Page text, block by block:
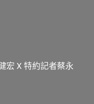
宏 X 特約記者蔡永